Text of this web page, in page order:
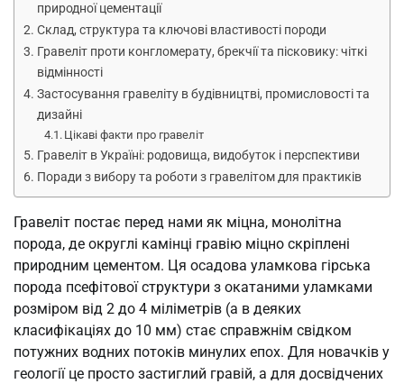
природної цементації
Склад, структура та ключові властивості породи
Гравеліт проти конгломерату, брекчії та пісковику: чіткі
відмінності
Застосування гравеліту в будівництві, промисловості та
дизайні
Цікаві факти про гравеліт
Гравеліт в Україні: родовища, видобуток і перспективи
Поради з вибору та роботи з гравелітом для практиків
Гравеліт постає перед нами як міцна, монолітна
порода, де округлі камінці гравію міцно скріплені
природним цементом. Ця осадова уламкова гірська
порода псефітової структури з окатаними уламками
розміром від 2 до 4 міліметрів (а в деяких
класифікаціях до 10 мм) стає справжнім свідком
потужних водних потоків минулих епох. Для новачків у
геології це просто застиглий гравій, а для досвідчених